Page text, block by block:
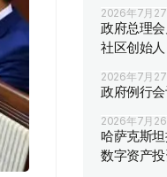
2026年7月27
政府总理
社区创始人
2026年7月27
政府例行
2026年7月26
哈萨克斯
数字资产